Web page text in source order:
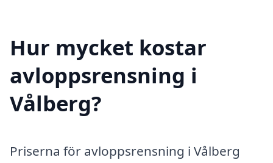
Hur mycket kostar
avloppsrensning i
Vålberg?
Priserna för avloppsrensning i Vålberg